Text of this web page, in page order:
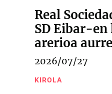
Real
SD Eibar-
arerioa
2026/07/27
KIROLA